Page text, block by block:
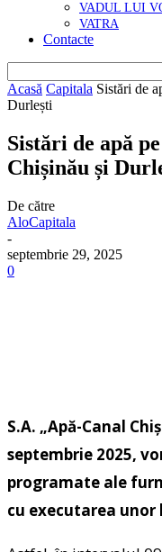
VADUL LUI
VATRA
Contacte
Acasă Capitala Sistări de
Durlești
Sistări de apă
Chișinău și
De către
AloCapitala
-
septembrie 29, 2025
0
S.A. „Apă-Canal
septembrie 2025,
programate ale
cu executarea